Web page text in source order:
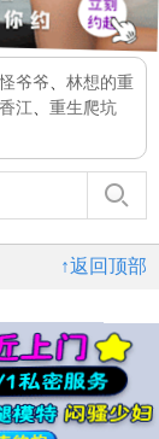
爷爷
林想的重
江
重生爬坑
↑返回顶部